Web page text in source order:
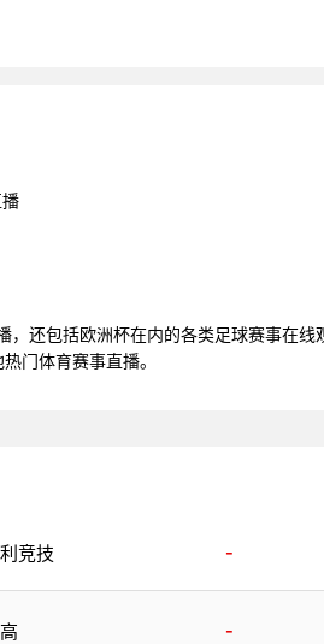
还包括欧洲杯在内的各类足球赛事在
门体育赛事直播。
竞技 -
-